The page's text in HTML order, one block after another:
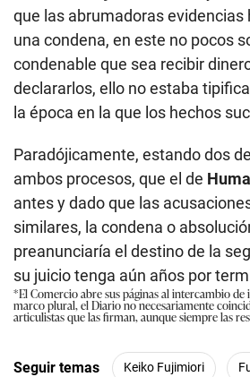
que las abrumadoras evidencias
una condena, en este no pocos
condenable que sea recibir
declararlos, ello no estaba
la época en la que los hechos
Paradójicamente, estando dos
ambos procesos, que el de
antes y dado que las
similares, la condena o
preanunciaría el destino de la
su juicio tenga aún años por
*El Comercio abre sus páginas al intercambio de
marco plural, el Diario no necesariamente
articulistas que las firman, aunque siempre las
Seguir temas Keiko Fujimiori